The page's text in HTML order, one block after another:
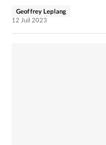
Geoffrey Leplang
12 Juil 2023